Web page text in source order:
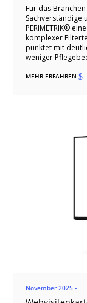
Für das
Sachverständige
PERIMETRIK®
komplexer
punktet mit
weniger
MEHR ERFAHREN$
November 2025 -